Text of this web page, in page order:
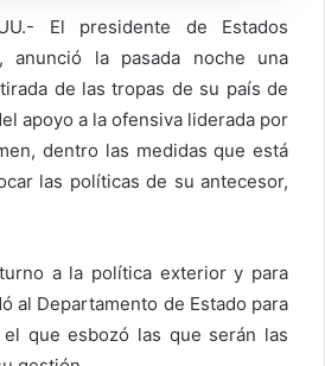
El presidente de Estados
anunció la pasada noche una
de las tropas de su país de
apoyo a la ofensiva liderada por
dentro las medidas que está
las políticas de su antecesor,
a la política exterior y para
al Departamento de Estado para
que esbozó las que serán las